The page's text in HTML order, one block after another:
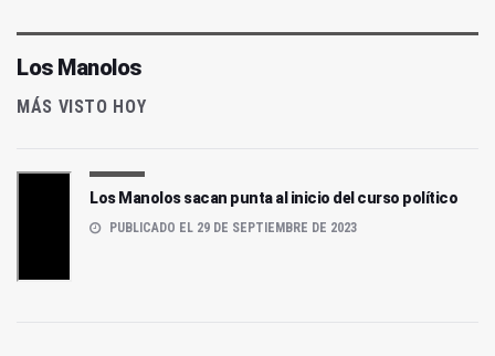
Los Manolos
MÁS VISTO HOY
Los Manolos sacan punta al inicio del curso político
PUBLICADO EL 29 DE SEPTIEMBRE DE 2023